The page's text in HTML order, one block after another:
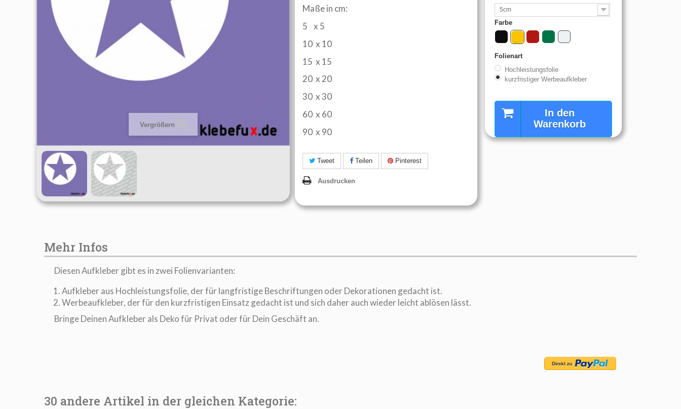
Vergrößern
Maße in cm:
5 x 5
10 x 10
15 x 15
20 x 20
30 x 30
60 x 60
90 x 90
Tweet Teilen Pinterest
Ausdrucken
5cm
Farbe
Folienart
Hochleistungsfolie
kurzfristiger Werbeaufkleber
In den
Warenkorb
Mehr Infos
Diesen Aufkleber gibt es in zwei Folienvarianten:
Aufkleber aus Hochleistungsfolie, der für langfristige Beschriftungen oder Dekorationen gedacht ist.
Werbeaufkleber, der für den kurzfristigen Einsatz gedacht ist und sich daher auch wieder leicht ablösen lässt.
Bringe Deinen Aufkleber als Deko für Privat oder für Dein Geschäft an.
30 andere Artikel in der gleichen Kategorie: